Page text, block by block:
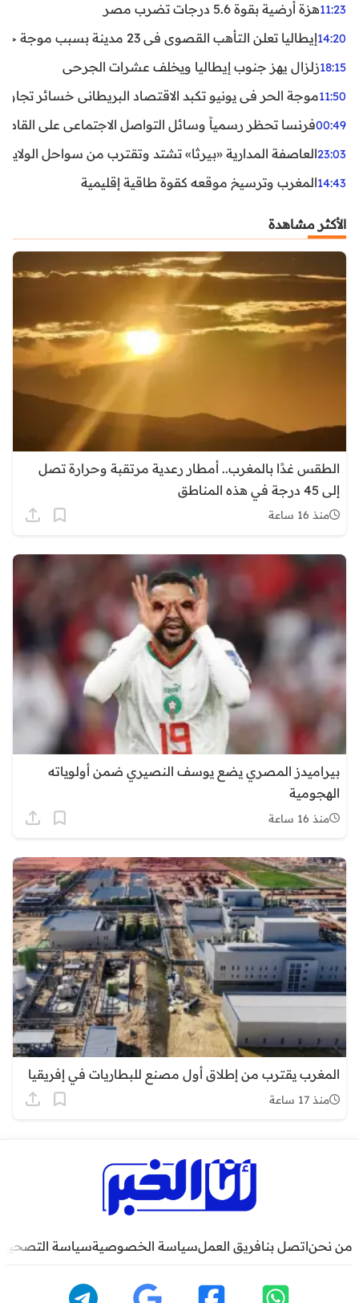
11:23هزة أرضية بقوة 5.6 درجات تضرب مصر
14:20إيطاليا تعلن التأهب القصوى في 23 مدينة بسبب موجة حر شديدة
18:15زلزال يهز جنوب إيطاليا ويخلف عشرات الجرحى
11:50موجة الحر في يونيو تكبد الاقتصاد البريطاني خسائر تجاوزت 1.5 مليار
00:49فرنسا تحظر رسمياً وسائل التواصل الاجتماعي على القاصرين
23:03العاصفة المدارية «بيرثا» تشتد وتقترب من سواحل
14:43المغرب وترسيخ موقعه كقوة طاقية إقليمية
الأكثر مشاهدة
الطقس غدًا بالمغرب.. أمطار رعدية مرتقبة وحرارة تصل
إلى 45 درجة في هذه المناطق
منذ 16 ساعة
بيراميدز المصري يضع يوسف النصيري ضمن أولوياته
الهجومية
منذ 16 ساعة
المغرب يقترب من إطلاق أول مصنع للبطاريات في إفريقيا
منذ 17 ساعة
من نحناتصل بنافريق العملسياسة الخصوصيةسياسة التصحيح